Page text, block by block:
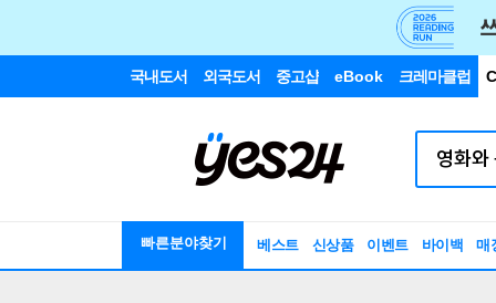
국내도서 외국도서 중고샵 eBook 크레마클럽
빠른분야찾기 베스트 신상품 이벤트 바이백 매